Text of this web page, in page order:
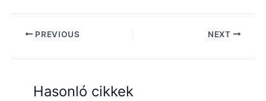
PREVIOUS NEXT
Hasonló cikkek